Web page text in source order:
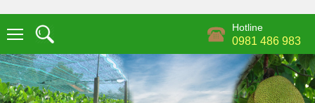
Hotline
0981 486 983